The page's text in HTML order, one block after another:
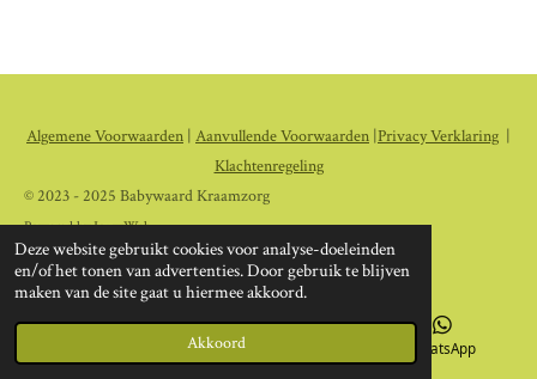
Deze website gebruikt cookies voor analyse-doeleinden
en/of het tonen van advertenties. Door gebruik te blijven
maken van de site gaat u hiermee akkoord.
Akkoord
Algemene Voorwaarden | Aanvullende Voorwaarden |Privacy Verklaring |
Klachtenregeling
© 2023 - 2025 Babywaard Kraamzorg
Powered byJouwWeb
Instagram WhatsApp